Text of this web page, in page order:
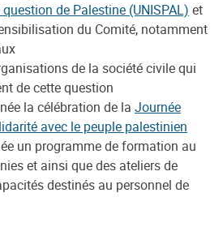
de Palestine (UNISPAL) et
du Comité, notamment
de la société civile qui
de cette question
la célébration de la Journée
avec le peuple palestinien
un programme de formation au
et ainsi que des ateliers de
destinés au personnel de